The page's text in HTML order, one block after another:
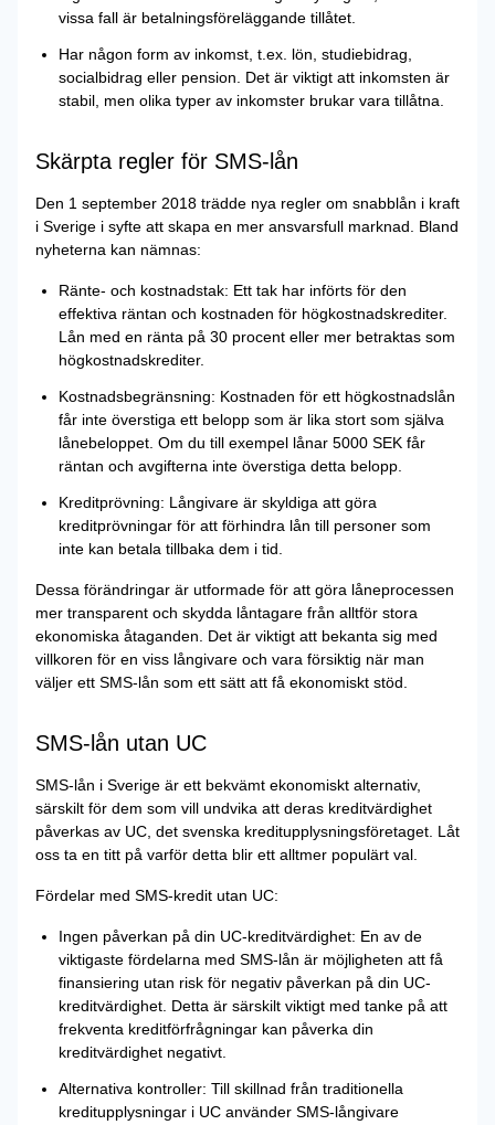
vissa fall är betalningsföreläggande tillåtet.
Har någon form av inkomst, t.ex. lön, studiebidrag,
socialbidrag eller pension. Det är viktigt att inkomsten är
stabil, men olika typer av inkomster brukar vara tillåtna.
Skärpta regler för SMS-lån
Den 1 september 2018 trädde nya regler om snabblån i kraft
i Sverige i syfte att skapa en mer ansvarsfull marknad. Bland
nyheterna kan nämnas:
Ränte- och kostnadstak: Ett tak har införts för den
effektiva räntan och kostnaden för högkostnadskrediter.
Lån med en ränta på 30 procent eller mer betraktas som
högkostnadskrediter.
Kostnadsbegränsning: Kostnaden för ett högkostnadslån
får inte överstiga ett belopp som är lika stort som själva
lånebeloppet. Om du till exempel lånar 5000 SEK får
räntan och avgifterna inte överstiga detta belopp.
Kreditprövning: Långivare är skyldiga att göra
kreditprövningar för att förhindra lån till personer som
inte kan betala tillbaka dem i tid.
Dessa förändringar är utformade för att göra låneprocessen
mer transparent och skydda låntagare från alltför stora
ekonomiska åtaganden. Det är viktigt att bekanta sig med
villkoren för en viss långivare och vara försiktig när man
väljer ett SMS-lån som ett sätt att få ekonomiskt stöd.
SMS-lån utan UC
SMS-lån i Sverige är ett bekvämt ekonomiskt alternativ,
särskilt för dem som vill undvika att deras kreditvärdighet
påverkas av UC, det svenska kreditupplysningsföretaget. Låt
oss ta en titt på varför detta blir ett alltmer populärt val.
Fördelar med SMS-kredit utan UC:
Ingen påverkan på din UC-kreditvärdighet: En av de
viktigaste fördelarna med SMS-lån är möjligheten att få
finansiering utan risk för negativ påverkan på din UC-
kreditvärdighet. Detta är särskilt viktigt med tanke på att
frekventa kreditförfrågningar kan påverka din
kreditvärdighet negativt.
Alternativa kontroller: Till skillnad från traditionella
kreditupplysningar i UC använder SMS-långivare